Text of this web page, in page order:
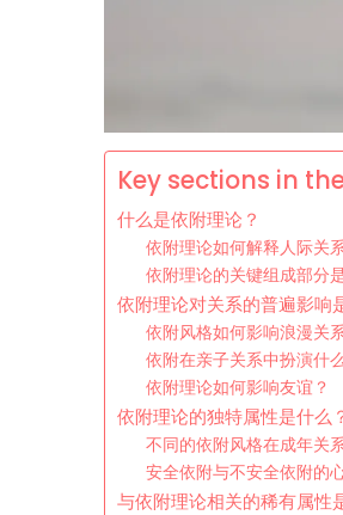
Key sections in
什么是依附理论？
依附理论如何解释人际关
依附理论的关键组成部分
依附理论对关系的普遍影响
依附风格如何影响浪漫关
依附在亲子关系中扮演什
依附理论如何影响友谊？
依附理论的独特属性是什么
不同的依附风格在成年关
安全依附与不安全依附的
与依附理论相关的稀有属性